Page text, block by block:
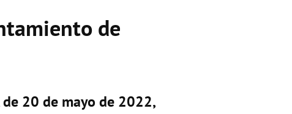
de
20 de mayo de 2022,